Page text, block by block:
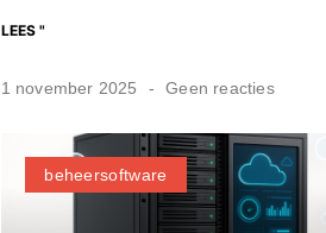
LEES "
1 november 2025 Geen reacties
beheersoftware